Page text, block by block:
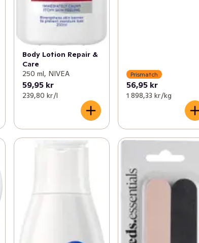
Body Lotion Repair &
Care
250 ml, NIVEA
59,95 kr
239,80 kr /l
Prismatch
56,95 kr
1 898,33 kr /kg